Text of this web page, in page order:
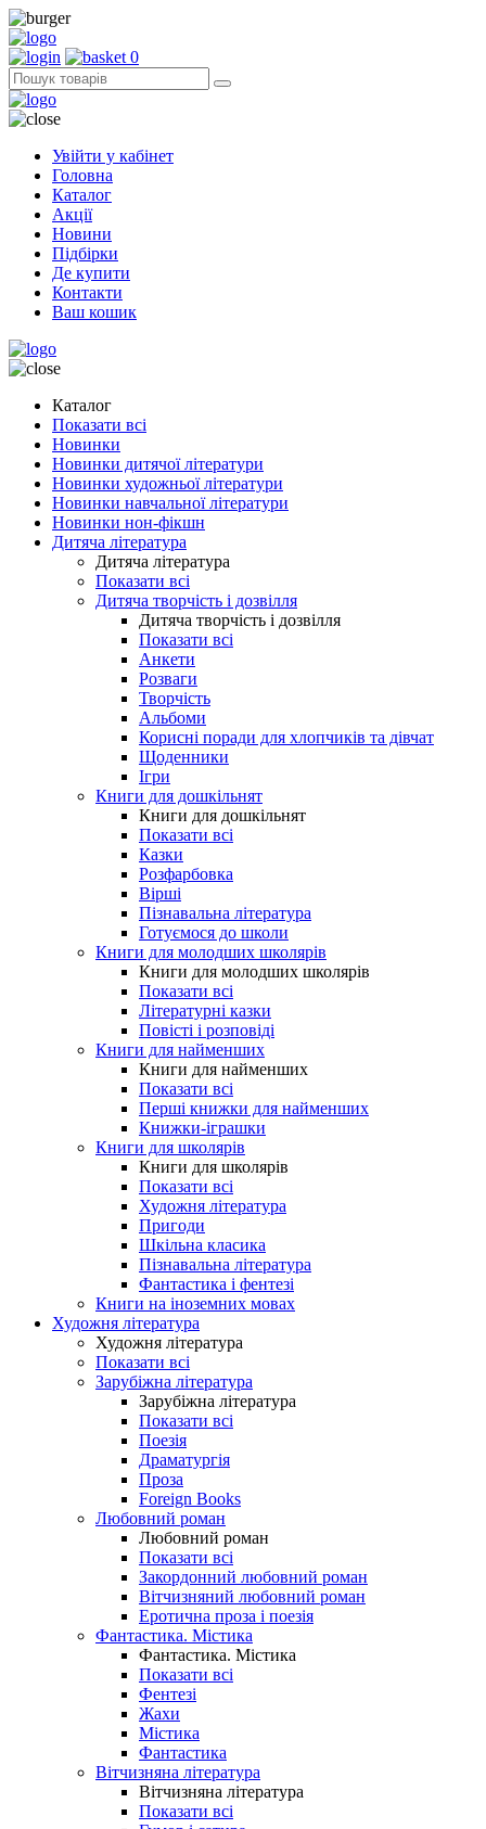
0
Увійти у кабінет
Головна
Каталог
Акції
Новини
Підбірки
Де купити
Контакти
Ваш кошик
Каталог
Показати всі
Новинки
Новинки дитячої літератури
Новинки художньої літератури
Новинки навчальної літератури
Новинки нон-фікшн
Дитяча література
Дитяча література
Показати всі
Дитяча творчість і дозвілля
Дитяча творчість і дозвілля
Показати всі
Анкети
Розваги
Творчість
Альбоми
Корисні поради для хлопчиків та дівчат
Щоденники
Ігри
Книги для дошкільнят
Книги для дошкільнят
Показати всі
Казки
Розфарбовка
Вірші
Пізнавальна література
Готуємося до школи
Книги для молодших школярів
Книги для молодших школярів
Показати всі
Літературні казки
Повісті і розповіді
Книги для найменших
Книги для найменших
Показати всі
Перші книжки для найменших
Книжки-іграшки
Книги для школярів
Книги для школярів
Показати всі
Художня література
Пригоди
Шкільна класика
Пізнавальна література
Фантастика і фентезі
Книги на іноземних мовах
Художня література
Художня література
Показати всі
Зарубіжна література
Зарубіжна література
Показати всі
Поезія
Драматургія
Проза
Foreign Books
Любовний роман
Любовний роман
Показати всі
Закордонний любовний роман
Вітчизняний любовний роман
Еротична проза і поезія
Фантастика. Містика
Фантастика. Містика
Показати всі
Фентезі
Жахи
Містика
Фантастика
Вітчизняна література
Вітчизняна література
Показати всі